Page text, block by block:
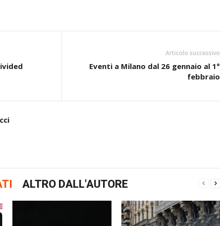
Articolo successivo
Eventi a Milano dal 26 gennaio al 1°
febbraio
ALTRO DALL'AUTORE